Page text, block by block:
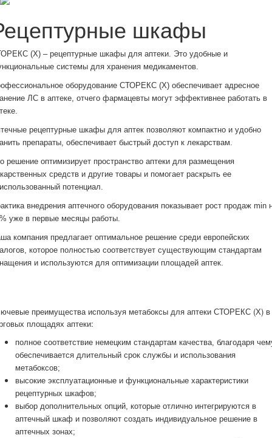
шкафы
(Х) – рецептурные шкафы для аптеки. Это удобные и
системы для хранения медикаментов.
оборудование СТОРЕКС (Х) обеспечивает адресное
ЛС в аптеке, отчего фармацевты могут эффективнее работать в
рецептурные шкафы для аптек позволяют компактно и удобно
препараты, обеспечивает быстрый доступ к лекарствам.
решение оптимизирует пространство аптеки для размещения
средств и другие товары и помогает раскрыть ее
потенциал.
внедрения аптечного оборудования показывает рост продаж min
уже в первые месяцы работы.
компания предлагает оптимальное решение среди европейских
которое полностью соответствует существующим стандартам
и используются для оптимизации площадей аптек.
преимущества используя метабоксы для аптеки СТОРЕКС (Х) в
площадях аптеки:
полное соответствие немецким стандартам качества, благодаря
обеспечивается длительный срок службы и использования
метабоксов;
высокие эксплуатационные и функциональные характеристики
рецептурных шкафов;
выбор дополнительных опций, которые отлично интегрируются в
аптечный шкаф и позволяют создать индивидуальное решение в
аптечных зонах;